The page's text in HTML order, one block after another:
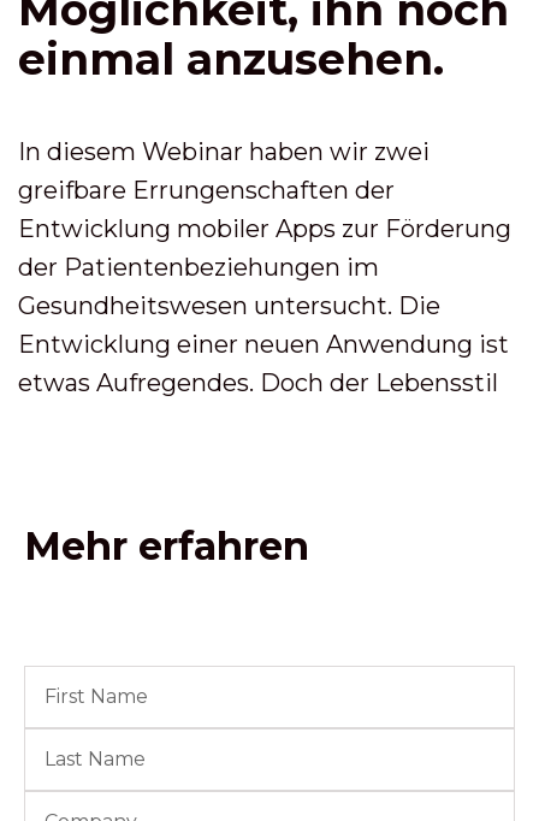
einmal anzusehen.
In diesem Webinar haben wir zwei
greifbare Errungenschaften der
Entwicklung mobiler Apps zur Förderung
der Patientenbeziehungen im
Gesundheitswesen untersucht. Die
Entwicklung einer neuen Anwendung ist
etwas Aufregendes. Doch der Lebensstil
Mehr erfahren